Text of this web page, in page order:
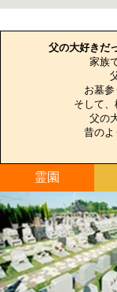
父の大好きだ
家族
お墓参
そして、
父の
昔のよ
霊園